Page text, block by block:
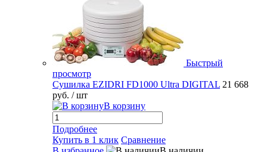
Быстрый
просмотр
Сушилка EZIDRI FD1000 Ultra DIGITAL 21 668
руб. / шт
В корзину
Подробнее
Купить в 1 клик Сравнение